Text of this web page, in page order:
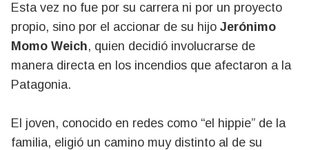
Esta vez no fue por su carrera ni por un proyecto
propio, sino por el accionar de su hijo Jerónimo
Momo Weich, quien decidió involucrarse de
manera directa en los incendios que afectaron a la
Patagonia.
El joven, conocido en redes como “el hippie” de la
familia, eligió un camino muy distinto al de su